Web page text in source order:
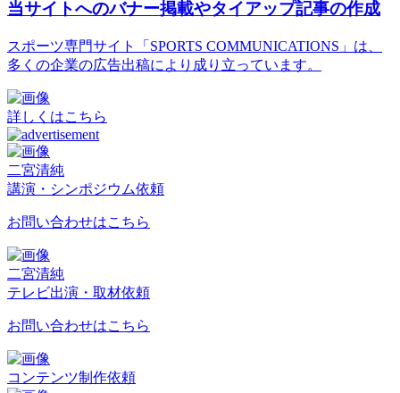
当サイトへのバナー掲載やタイアップ記事の作成
スポーツ専門サイト「SPORTS COMMUNICATIONS」は、
多くの企業の広告出稿により成り立っています。
詳しくはこちら
二宮清純
講演・シンポジウム依頼
お問い合わせはこちら
二宮清純
テレビ出演・取材依頼
お問い合わせはこちら
コンテンツ制作依頼